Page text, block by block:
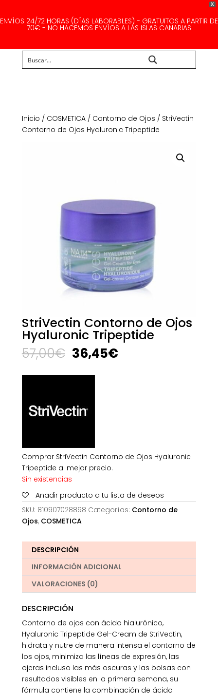
X
ENVÍOS 24/72 HORAS (DÍAS LABORABLES) - GRATUITOS A PARTIR DE
70€ - NO HACEMOS ENVÍOS A LAS ISLAS CANARIAS
Inicio / COSMETICA/ Contorno de Ojos / StriVectin
Contorno de Ojos Hyaluronic Tripeptide
StriVectin Contorno de Ojos
Hyaluronic Tripeptide
57,00€ El
precio
original
36,45€El
Comprar StriVectin Contorno de Ojos Hyaluronic
Tripeptide al mejor precio.
Sin existencias
Añadir producto a tu lista de deseos
SKU: 810907028898 Categorías: Contorno de
Ojos, COSMETICA
DESCRIPCIÓN
INFORMACIÓN ADICIONAL
VALORACIONES (0)
DESCRIPCIÓN
Contorno de ojos con ácido hialurónico,
Hyaluronic Tripeptide Gel-Cream de StriVectin,
hidrata y nutre de manera intensa el contorno de
los ojos, minimiza las líneas de expresión, las
ojeras incluso las más oscuras y las bolsas con
resultados visibles en la primera semana, su
fórmula contiene la combinación de ácido